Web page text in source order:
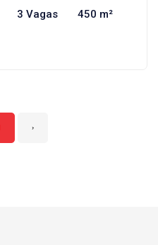
3 Vagas 450 m²
›